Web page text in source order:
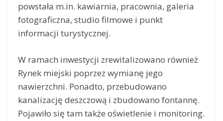
powstała m.in. kawiarnia, pracownia, galeria
fotograficzna, studio filmowe i punkt
informacji turystycznej.
W ramach inwestycji zrewitalizowano również
Rynek miejski poprzez wymianę jego
nawierzchni. Ponadto, przebudowano
kanalizację deszczową i zbudowano fontannę.
Pojawiło się tam także oświetlenie i monitoring.